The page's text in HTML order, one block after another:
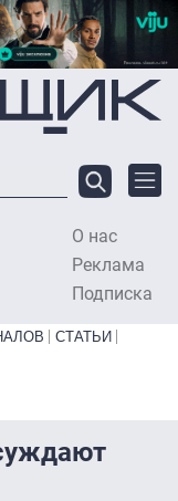
О нас
Реклама
Подписка
СТАТЬИ